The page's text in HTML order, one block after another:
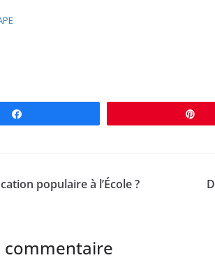
populaire à l’École ?
commentaire